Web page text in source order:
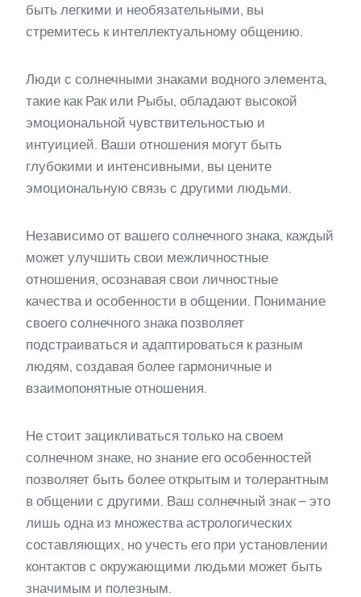
быть легкими и необязательными, вы
стремитесь к интеллектуальному общению.
Люди с солнечными знаками водного элемента,
такие как Рак или Рыбы, обладают высокой
эмоциональной чувствительностью и
интуицией. Ваши отношения могут быть
глубокими и интенсивными, вы цените
эмоциональную связь с другими людьми.
Независимо от вашего солнечного знака, каждый
может улучшить свои межличностные
отношения, осознавая свои личностные
качества и особенности в общении. Понимание
своего солнечного знака позволяет
подстраиваться и адаптироваться к разным
людям, создавая более гармоничные и
взаимопонятные отношения.
Не стоит зацикливаться только на своем
солнечном знаке, но знание его особенностей
позволяет быть более открытым и толерантным
в общении с другими. Ваш солнечный знак – это
лишь одна из множества астрологических
составляющих, но учесть его при установлении
контактов с окружающими людьми может быть
значимым и полезным.